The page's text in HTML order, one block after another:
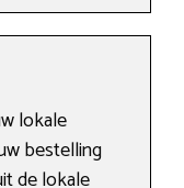
lokale
bestelling
de lokale